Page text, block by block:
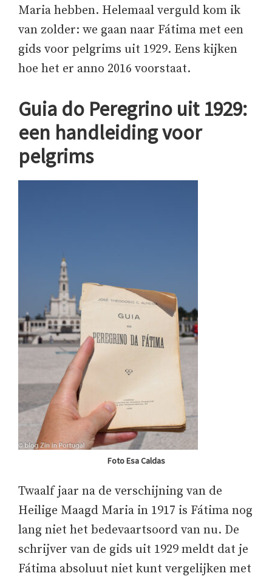
Maria hebben. Helemaal verguld kom ik
van zolder: we gaan naar Fátima met een
gids voor pelgrims uit 1929. Eens kijken
hoe het er anno 2016 voorstaat.
Guia do Peregrino uit 1929:
een handleiding voor
pelgrims
Foto Esa Caldas
Twaalf jaar na de verschijning van de
Heilige Maagd Maria in 1917 is Fátima nog
lang niet het bedevaartsoord van nu. De
schrijver van de gids uit 1929 meldt dat je
Fátima absoluut niet kunt vergelijken met